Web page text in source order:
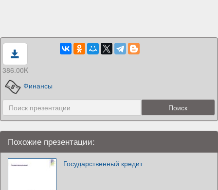
386.00K
Финансы
Похожие презентации:
Государственный кредит